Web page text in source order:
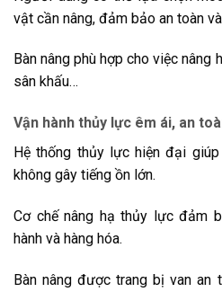
vật cần nâng, đảm bảo an toàn
Bàn nâng phù hợp cho việc nâng
sân khấu…
Vận hành thủy lực êm ái, an
Hệ thống thủy lực hiện đại
không gây tiếng ồn lớn.
Cơ chế nâng hạ thủy lực đảm
hành và hàng hóa.
Bàn nâng được trang bị van an